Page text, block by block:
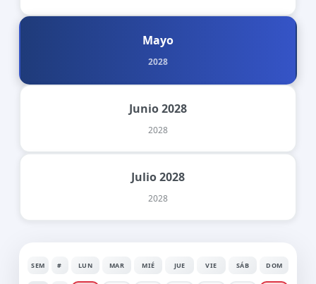
Mayo
2028
Junio 2028
2028
Julio 2028
2028
SEM # LUN MAR MIÉ JUE VIE SÁB DOM